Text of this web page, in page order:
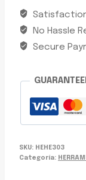
C/
13MM
HOTECHE
cantidad
No Hassle
Secure
SKU: HEHE303
Categoría: